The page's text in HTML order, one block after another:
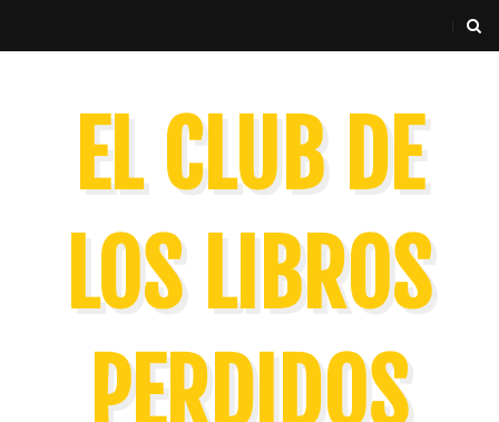
EL CLUB DE
LOS LIBROS
PERDIDOS